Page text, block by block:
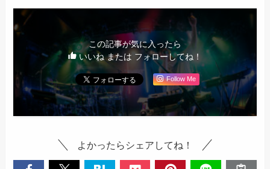
この記事が気に入ったら
いいね または フォローしてね！
Follow Me
よかったらシェアしてね！